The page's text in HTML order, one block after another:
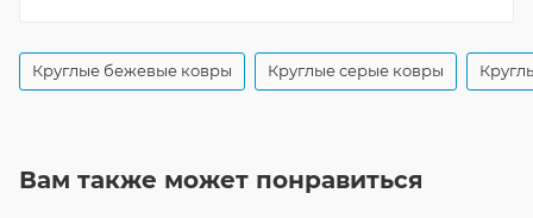
Круглые бежевые ковры Круглые серые ковры
Вам также может понравиться